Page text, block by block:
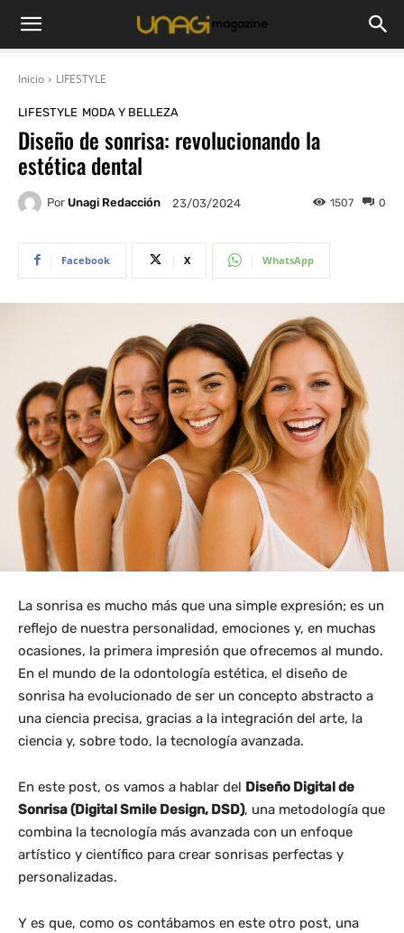
Inicio LIFESTYLE
LIFESTYLE MODA Y BELLEZA
Diseño de sonrisa: revolucionando la
estética dental
Por Unagi Redacción 23/03/2024 0
1507
Facebook X WhatsApp
La sonrisa es mucho más que una simple expresión; es un
reflejo de nuestra personalidad, emociones y, en muchas
ocasiones, la primera impresión que ofrecemos al mundo.
En el mundo de la odontología estética, el diseño de
sonrisa ha evolucionado de ser un concepto abstracto a
una ciencia precisa, gracias a la integración del arte, la
ciencia y, sobre todo, la tecnología avanzada.
En este post, os vamos a hablar del Diseño Digital de
Sonrisa (Digital Smile Design, DSD), una metodología que
combina la tecnología más avanzada con un enfoque
artístico y científico para crear sonrisas perfectas y
personalizadas.
Y es que, como os contábamos en este otro post, una